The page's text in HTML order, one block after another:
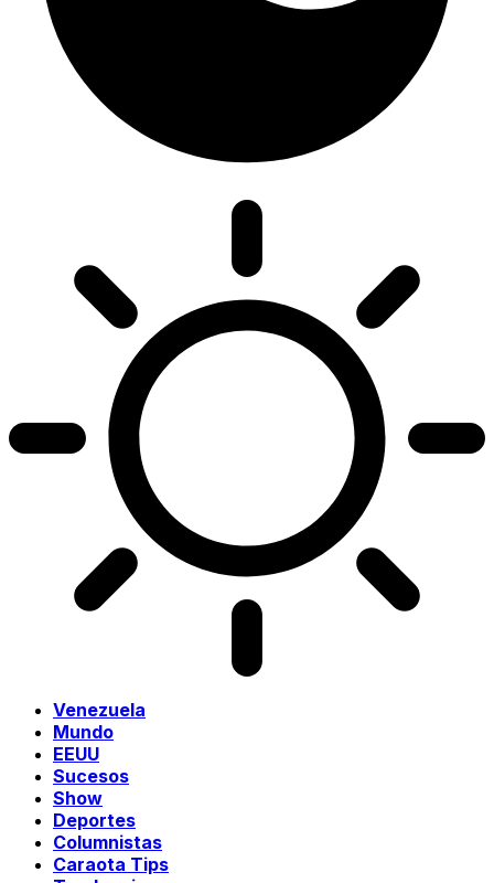
Venezuela
Mundo
EEUU
Sucesos
Show
Deportes
Columnistas
Caraota Tips